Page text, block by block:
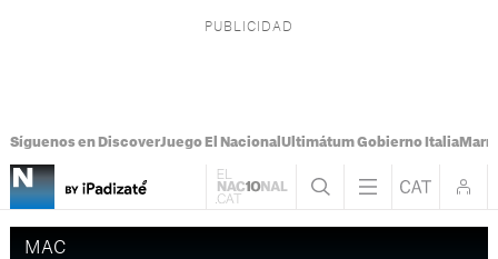
Síguenos en DiscoverJuego El Nacional Ultimátum Gobierno Italia
MAC